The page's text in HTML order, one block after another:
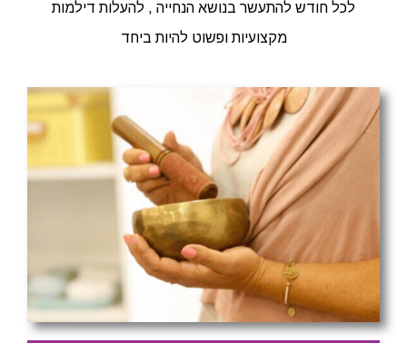
לכל חודש להתעשר בנושא הנחייה , להעלות דילמות
מקצועיות ופשוט להיות ביחד